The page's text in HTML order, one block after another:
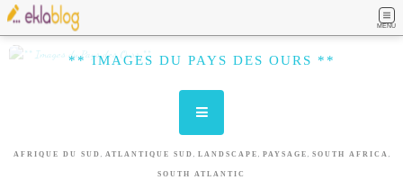
MENU
** IMAGES DU PAYS DES OURS **
AFRIQUE DU SUD , ATLANTIQUE SUD , LANDSCAPE , PAYSAGE , SOUTH AFRICA ,
SOUTH ATLANTIC